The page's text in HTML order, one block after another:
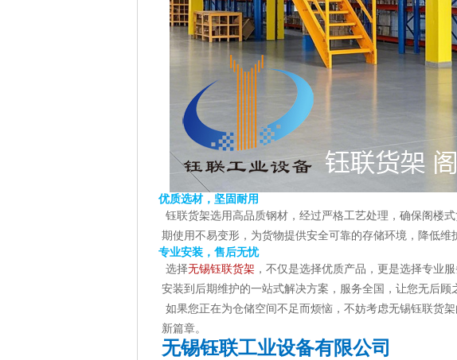
优质选材，坚固耐用
钰联货架选用高品质钢材，经过严格工艺处理，确保阁楼
期使用不易变形，为货物提供安全可靠的存储环境，降低维
专业安装，售后无忧
选择无锡钰联货架 ，不仅是选择优质产品，更是选择专业
安装到后期维护的一站式解决方案，服务全国，让您无后顾
如果您正在为仓储空间不足而烦恼，不妨考虑无锡钰联货
新篇章。
无锡钰联工业设备有限公司